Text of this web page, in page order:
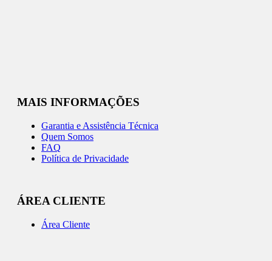
MAIS INFORMAÇÕES
Garantia e Assistência Técnica
Quem Somos
FAQ
Política de Privacidade
ÁREA CLIENTE
Área Cliente